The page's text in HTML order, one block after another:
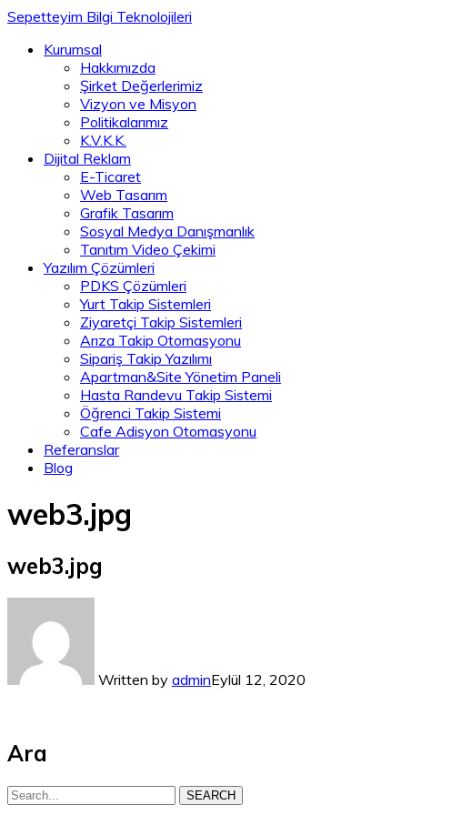
Sepetteyim Bilgi Teknolojileri
Kurumsal
Hakkımızda
Şirket Değerlerimiz
Vizyon ve Misyon
Politikalarımız
K.V.K.K.
Dijital Reklam
E-Ticaret
Web Tasarım
Grafik Tasarım
Sosyal Medya Danışmanlık
Tanıtım Video Çekimi
Yazılım Çözümleri
PDKS Çözümleri
Yurt Takip Sistemleri
Ziyaretçi Takip Sistemleri
Arıza Takip Otomasyonu
Sipariş Takip Yazılımı
Apartman&Site Yönetim Paneli
Hasta Randevu Takip Sistemi
Öğrenci Takip Sistemi
Cafe Adisyon Otomasyonu
Referanslar
Blog
web3.jpg
web3.jpg
Written by adminEylül 12, 2020
Ara
SEARCH